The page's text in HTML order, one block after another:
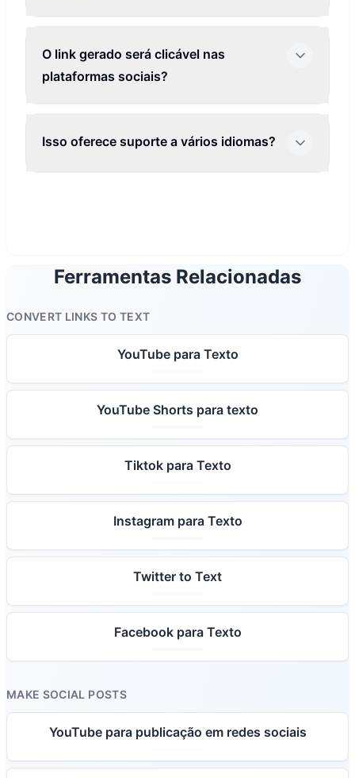
O link gerado será clicável nas
plataformas sociais?
Isso oferece suporte a vários idiomas?
Ferramentas Relacionadas
CONVERT LINKS TO TEXT
YouTube para Texto
YouTube Shorts para texto
Tiktok para Texto
Instagram para Texto
Twitter to Text
Facebook para Texto
MAKE SOCIAL POSTS
YouTube para publicação em redes sociais